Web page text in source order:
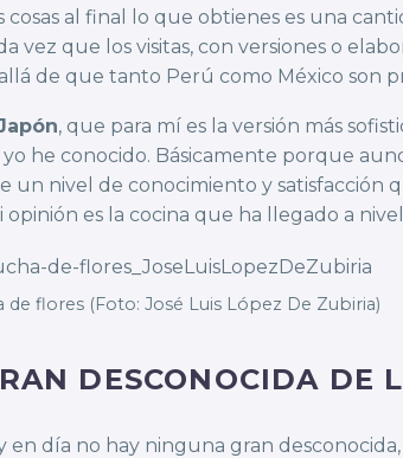
cosas al final lo que obtienes es una
vez que los visitas, con versiones o
de que tanto Perú como México son
, que para mí es la versión más
yo he conocido. Básicamente porque
un nivel de conocimiento y satisfacción
es la cocina que ha llegado a
de flores (Foto: José Luis López De Zubiria)
DESCONOCIDA DE
en día no hay ninguna gran